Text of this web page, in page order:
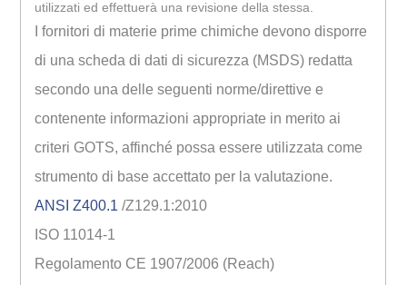
utilizzati ed effettuerà una revisione della stessa.
I fornitori di materie prime chimiche devono disporre
di una scheda di dati di sicurezza (MSDS) redatta
secondo una delle seguenti norme/direttive e
contenente informazioni appropriate in merito ai
criteri GOTS, affinché possa essere utilizzata come
strumento di base accettato per la valutazione.
ANSI Z400.1 /Z129.1:2010
ISO 11014-1
Regolamento CE 1907/2006 (Reach)